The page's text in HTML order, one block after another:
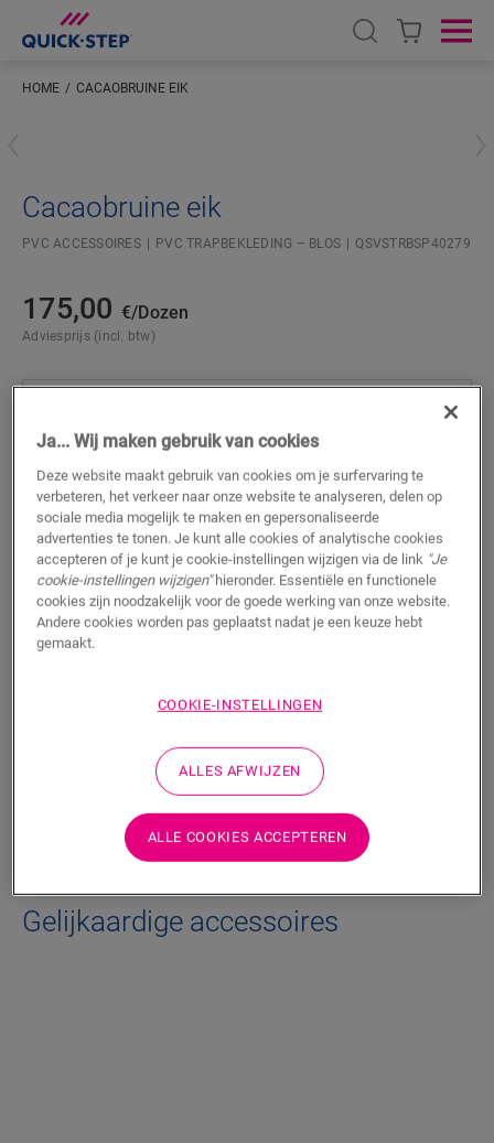
Open search
HOME CACAOBRUINE EIK
Cacaobruine eik
PVC ACCESSOIRES PVC TRAPBEKLEDING – BLOS QSVSTRBSP40279
175,00 €/Dozen
Adviesprijs (incl. btw)
ZOEKEN
Productkenmerken
Met deze duurzame PVC-trapbekleding voor Alpha Vinyl werk
je jouw trappen netjes af met een bolle trapneus. Hij is
gemaakt van vloerplanken, dus de kleur van jouw trap past
perfect bij die van jouw vloer. Je plakt hem eenvoudig op jouw
Gelijkaardige accessoires
Ja... Wij maken gebruik van cookies
Deze website maakt gebruik van cookies om je surfervaring te
verbeteren, het verkeer naar onze website te analyseren, delen op
sociale media mogelijk te maken en gepersonaliseerde
advertenties te tonen. Je kunt alle cookies of analytische cookies
accepteren of je kunt je cookie-instellingen wijzigen via de link "Je
cookie-instellingen wijzigen"hieronder. Essentiële en functionele
cookies zijn noodzakelijk voor de goede werking van onze website.
Andere cookies worden pas geplaatst nadat je een keuze hebt
gemaakt.
COOKIE-INSTELLINGEN
ALLES AFWIJZEN
ALLE COOKIES ACCEPTEREN